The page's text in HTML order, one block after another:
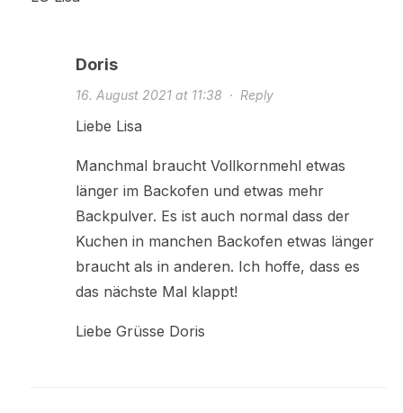
Doris
16. August 2021 at 11:38 · Reply
Liebe Lisa
Manchmal braucht Vollkornmehl etwas
länger im Backofen und etwas mehr
Backpulver. Es ist auch normal dass der
Kuchen in manchen Backofen etwas länger
braucht als in anderen. Ich hoffe, dass es
das nächste Mal klappt!
Liebe Grüsse Doris